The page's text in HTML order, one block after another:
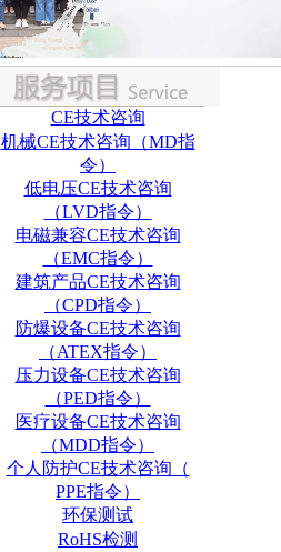
CE技术咨询
机械CE技术咨询（MD指
令）
低电压CE技术咨询
（LVD指令）
电磁兼容CE技术咨询
（EMC指令）
建筑产品CE技术咨询
（CPD指令）
防爆设备CE技术咨询
（ATEX指令）
压力设备CE技术咨询
（PED指令）
医疗设备CE技术咨询
（MDD指令）
个人防护CE技术咨询（
PPE指令）
环保测试
RoHS检测